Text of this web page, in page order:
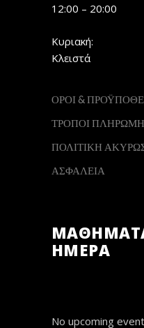
12:00 – 20:00
Κυριακή:
Κλειστά
ΟΡΟΙ &
ΤΡΟΠΟΙ
ΠΟΛΙΤΙΚΗ
ΑΣΦΑΛΕΙΑ
ΗΜΕΡΑ
No upcoming